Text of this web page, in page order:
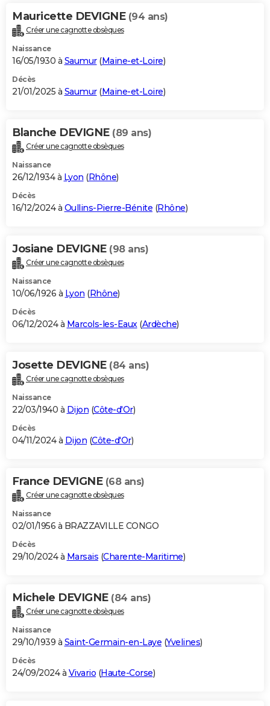
Mauricette DEVIGNE (94 ans)
Créer une cagnotte obsèques
Naissance
16/05/1930 à Saumur(Maine-et-Loire)
Décès
21/01/2025 à Saumur(Maine-et-Loire)
Blanche DEVIGNE (89 ans)
Créer une cagnotte obsèques
Naissance
26/12/1934 à Lyon (Rhône)
Décès
16/12/2024 à Oullins-Pierre-Bénite (Rhône)
Josiane DEVIGNE (98 ans)
Créer une cagnotte obsèques
Naissance
10/06/1926 à Lyon (Rhône)
Décès
06/12/2024 à Marcols-les-Eaux(Ardèche)
Josette DEVIGNE (84 ans)
Créer une cagnotte obsèques
Naissance
22/03/1940 à Dijon (Côte-d'Or)
Décès
04/11/2024 à Dijon (Côte-d'Or)
France DEVIGNE (68 ans)
Créer une cagnotte obsèques
Naissance
02/01/1956 à BRAZZAVILLE CONGO
Décès
29/10/2024 à Marsais (Charente-Maritime)
Michele DEVIGNE (84 ans)
Créer une cagnotte obsèques
Naissance
29/10/1939 à Saint-Germain-en-Laye (Yvelines)
Décès
24/09/2024 à Vivario (Haute-Corse)